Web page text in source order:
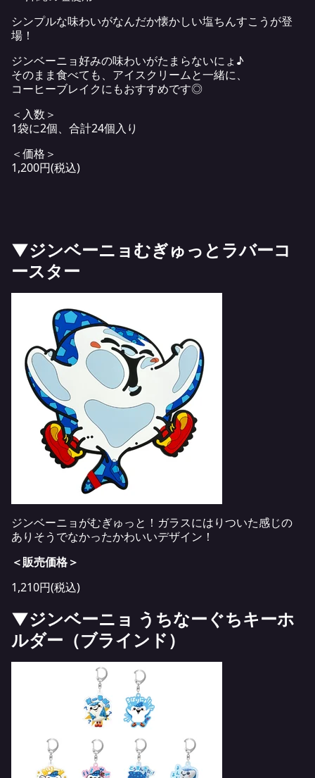
シンプルな味わいがなんだか懐かしい塩ちんすこうが登
場！
ジンベーニョ好みの味わいがたまらないにょ♪
そのまま食べても、アイスクリームと一緒に、
コーヒーブレイクにもおすすめです◎
＜入数＞
1袋に2個、合計24個入り
＜価格＞
1,200円(税込)
▼ジンベーニョむぎゅっとラバーコ
ースター
ジンベーニョがむぎゅっと！ガラスにはりついた感じの
ありそうでなかったかわいいデザイン！
＜販売価格＞
1,210円(税込)
▼ジンベーニョ うちなーぐちキーホ
ルダー（ブラインド）